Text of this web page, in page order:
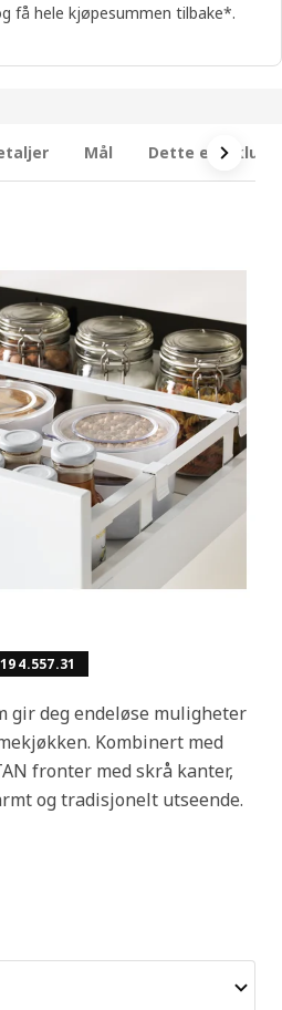
få hele kjøpesummen tilbake*.
Mål Dette er
194.557.31
gir deg endeløse muligheter
Kombinert med
fronter med skrå kanter,
og tradisjonelt utseende.